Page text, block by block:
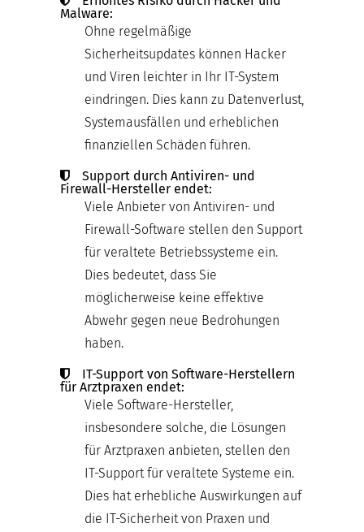
Malware:
Ohne regelmäßige
Sicherheitsupdates können Hacker
und Viren leichter in Ihr IT-System
eindringen. Dies kann zu Datenverlust,
Systemausfällen und erheblichen
finanziellen Schäden führen.
Support durch Antiviren- und
Firewall-Hersteller endet:
Viele Anbieter von Antiviren- und
Firewall-Software stellen den Support
für veraltete Betriebssysteme ein.
Dies bedeutet, dass Sie
möglicherweise keine effektive
Abwehr gegen neue Bedrohungen
haben.
IT-Support von Software-Herstellern
für Arztpraxen endet:
Viele Software-Hersteller,
insbesondere solche, die Lösungen
für Arztpraxen anbieten, stellen den
IT-Support für veraltete Systeme ein.
Dies hat erhebliche Auswirkungen auf
die IT-Sicherheit von Praxen und